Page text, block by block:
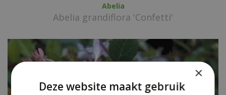
Abelia
Abelia grandiflora 'Confetti'
×
Deze website maakt gebruik